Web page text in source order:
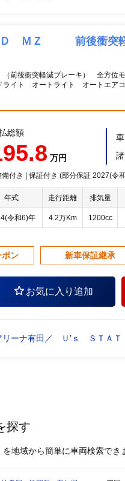
ＩＤ ＭＺ 前後衝突
前後衝突軽減ブレーキ） 全方位
ライト オートライト オートエア
総額
万円
備付き | 保証付き (部分保証 2027(令
年式 走行距離 排気量
令和6)年 4.2万Km 1200cc
ポン 新車保証継承
お気に入り追加
リーナ有田／ Ｕ’ｓ ＳＴＡＴ
探す
地域から簡単に車両検索でき